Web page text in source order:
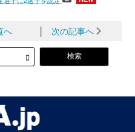
へ │ 次の記事へ